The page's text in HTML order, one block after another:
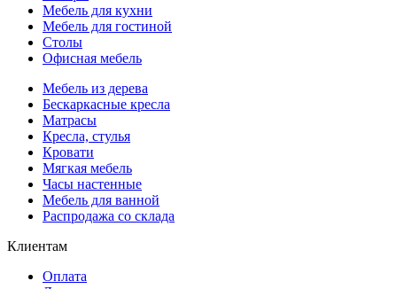
Мебель для кухни
Мебель для гостиной
Столы
Офисная мебель
Мебель из дерева
Бескаркасные кресла
Матрасы
Кресла, стулья
Кровати
Мягкая мебель
Часы настенные
Мебель для ванной
Распродажа со склада
Клиентам
Оплата